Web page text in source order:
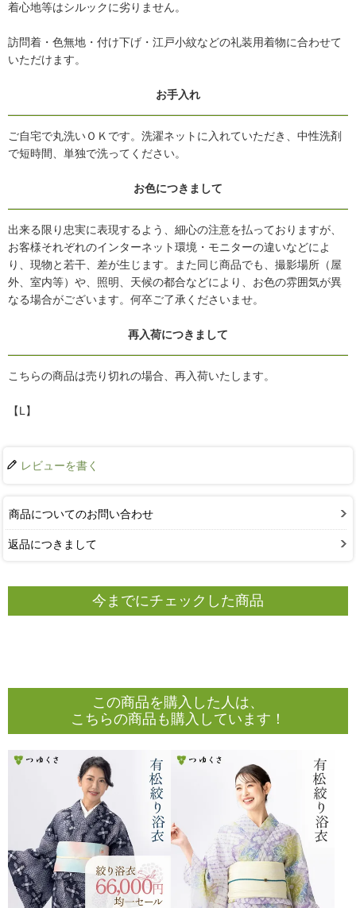
着心地等はシルックに劣りません。
訪問着・色無地・付け下げ・江戸小紋などの礼装用着物に合わせて
いただけます。
お手入れ
ご自宅で丸洗いＯＫです。洗濯ネットに入れていただき、中性洗剤
で短時間、単独で洗ってください。
お色につきまして
出来る限り忠実に表現するよう、細心の注意を払っておりますが、
お客様それぞれのインターネット環境・モニターの違いなどによ
り、現物と若干、差が生じます。また同じ商品でも、撮影場所（屋
外、室内等）や、照明、天候の都合などにより、お色の雰囲気が異
なる場合がございます。何卒ご了承くださいませ。
再入荷につきまして
こちらの商品は売り切れの場合、再入荷いたします。
【L】
レビューを書く
商品についてのお問い合わせ
返品につきまして
今までにチェックした商品
この商品を購入した人は、
こちらの商品も購入しています！